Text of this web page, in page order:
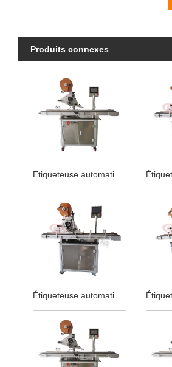
Produits connexes
Etiqueteuse automatique pour planche à découper
Étiqueteuse automatique de plan de boîte fraîche